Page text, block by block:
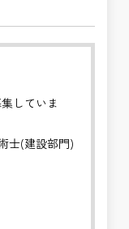
していま
士(建設部門)
ト）